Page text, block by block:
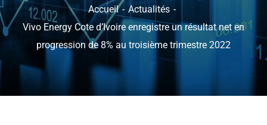
Accueil
Actualités
Vivo Energy Cote d’Ivoire enregistre un résultat net en
progression de 8% au troisième trimestre 2022